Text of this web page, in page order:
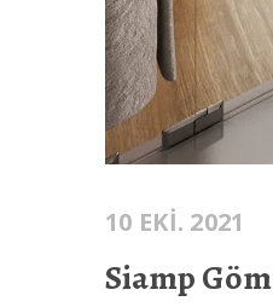
10 EKI. 2021
Siamp